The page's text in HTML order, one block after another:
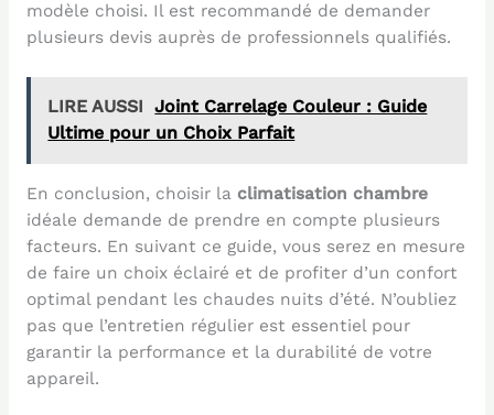
modèle choisi. Il est recommandé de demander
plusieurs devis auprès de professionnels qualifiés.
LIRE AUSSI Joint Carrelage Couleur : Guide
Ultime pour un Choix Parfait
En conclusion, choisir la climatisation chambre
idéale demande de prendre en compte plusieurs
facteurs. En suivant ce guide, vous serez en mesure
de faire un choix éclairé et de profiter d’un confort
optimal pendant les chaudes nuits d’été. N’oubliez
pas que l’entretien régulier est essentiel pour
garantir la performance et la durabilité de votre
appareil.